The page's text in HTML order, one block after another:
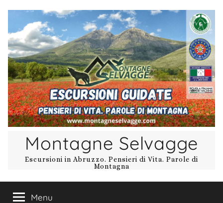
contenuto
Montagne Selvagge
Escursioni in Abruzzo. Pensieri di Vita. Parole di
Montagna
Menu